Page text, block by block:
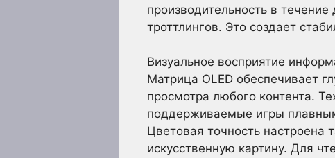
производительность в
троттлингов. Это создает
Визуальное восприятие
Матрица OLED обеспечивает
просмотра любого контента.
поддерживаемые игры
Цветовая точность
искусственную картину. Для